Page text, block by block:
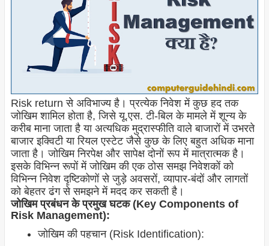
Risk return से अविभाज्य है। प्रत्येक निवेश में कुछ हद तक
जोखिम शामिल होता है, जिसे यू.एस. टी-बिल के मामले में शून्य के
करीब माना जाता है या अत्यधिक मुद्रास्फीति वाले बाजारों में उभरते
बाजार इक्विटी या रियल एस्टेट जैसे कुछ के लिए बहुत अधिक माना
जाता है। जोखिम निरपेक्ष और सापेक्ष दोनों रूप में मात्रात्मक है।
इसके विभिन्न रूपों में जोखिम की एक ठोस समझ निवेशकों को
विभिन्न निवेश दृष्टिकोणों से जुड़े अवसरों, व्यापार-बंदों और लागतों
को बेहतर ढंग से समझने में मदद कर सकती है।
जोखिम प्रबंधन के प्रमुख घटक (Key Components of
Risk Management):
जोखिम की पहचान (Risk Identification):